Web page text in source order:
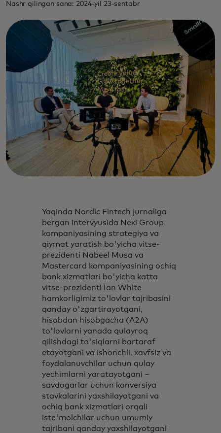
Nashr qilingan sana: 2024-yil 23-sentabr
Yaqinda Nordic Fintech jurnaliga
bergan intervyusida Nexi Group
kompaniyasining strategiya va
qiymat yaratish bo'yicha vitse-
prezidenti Nabeel Musa va
Mastercard kompaniyasining ochiq
bank xizmatlari bo'yicha katta
vitse-prezidenti Ian White
hamkorligimiz to'lovlar tajribasini
qanday o'zgartirayotgani,
hisobdan hisobgacha (A2A)
to'lovlarni yanada qulayroq
qilishdagi to'siqlarni bartaraf
etayotgani va ishonchli, xavfsiz va
foydalanuvchilar uchun qulay
yechimlarni yaratayotgani –
savdogarlar uchun konversiya
stavkalarini yaxshilayotgani va
ochiq bank xizmatlari orqali
iste'molchilar uchun umumiy
tajribani qanday yaxshilayotgani